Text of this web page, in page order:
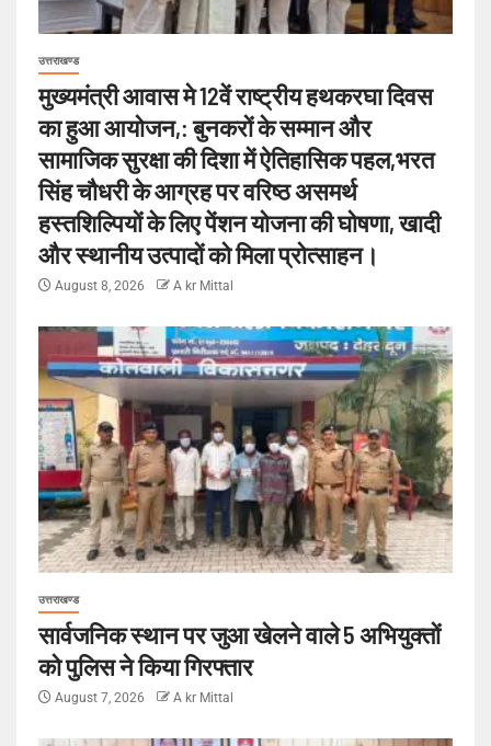
उत्तराखण्ड
मुख्यमंत्री आवास मे 12वें राष्ट्रीय हथकरघा दिवस
का हुआ आयोजन,: बुनकरों के सम्मान और
सामाजिक सुरक्षा की दिशा में ऐतिहासिक पहल,भरत
सिंह चौधरी के आग्रह पर वरिष्ठ असमर्थ
हस्तशिल्पियों के लिए पेंशन योजना की घोषणा, खादी
और स्थानीय उत्पादों को मिला प्रोत्साहन।
August 8, 2026 A kr Mittal
उत्तराखण्ड
सार्वजनिक स्थान पर जुआ खेलने वाले 5 अभियुक्तों
को पुलिस ने किया गिरफ्तार
August 7, 2026 A kr Mittal